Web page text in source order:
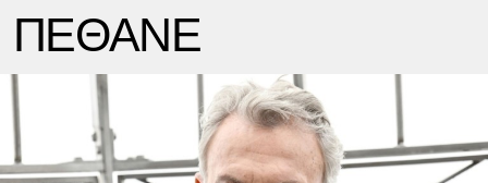
ΠΕΘΑΝΕ